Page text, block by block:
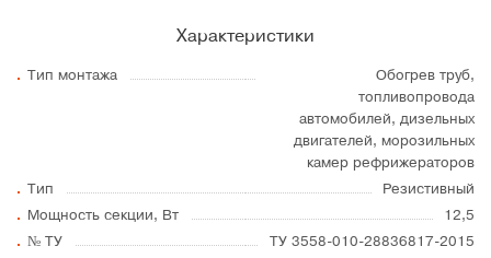
Характеристики
Тип монтажа
Обогрев труб,
топливопровода
автомобилей, дизельных
двигателей, морозильных
камер рефрижераторов
Тип
Резистивный
Мощность секции, Вт
12,5
№ ТУ
ТУ 3558-010-28836817-2015